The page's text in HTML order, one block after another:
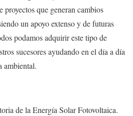
que generan cambios
un apoyo extenso y de futuras
podamos adquirir este tipo de
sucesores ayudando en el día a día
ambiental.
de la Energía Solar Fotovoltaica.